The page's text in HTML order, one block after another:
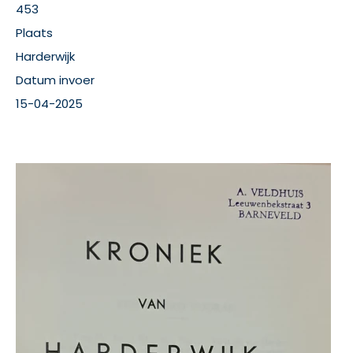
453
Plaats
Harderwijk
Datum invoer
15-04-2025